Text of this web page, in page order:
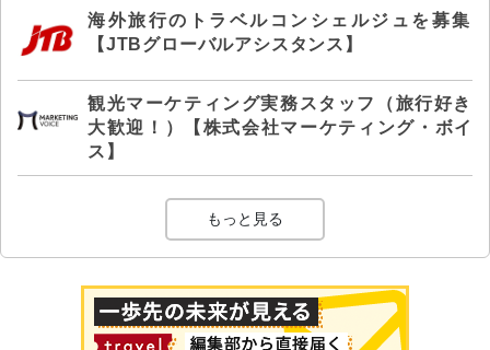
海外旅行のトラベルコンシェルジュを募集
【JTBグローバルアシスタンス】
観光マーケティング実務スタッフ（旅行好き
大歓迎！）【株式会社マーケティング・ボイ
ス】
もっと見る